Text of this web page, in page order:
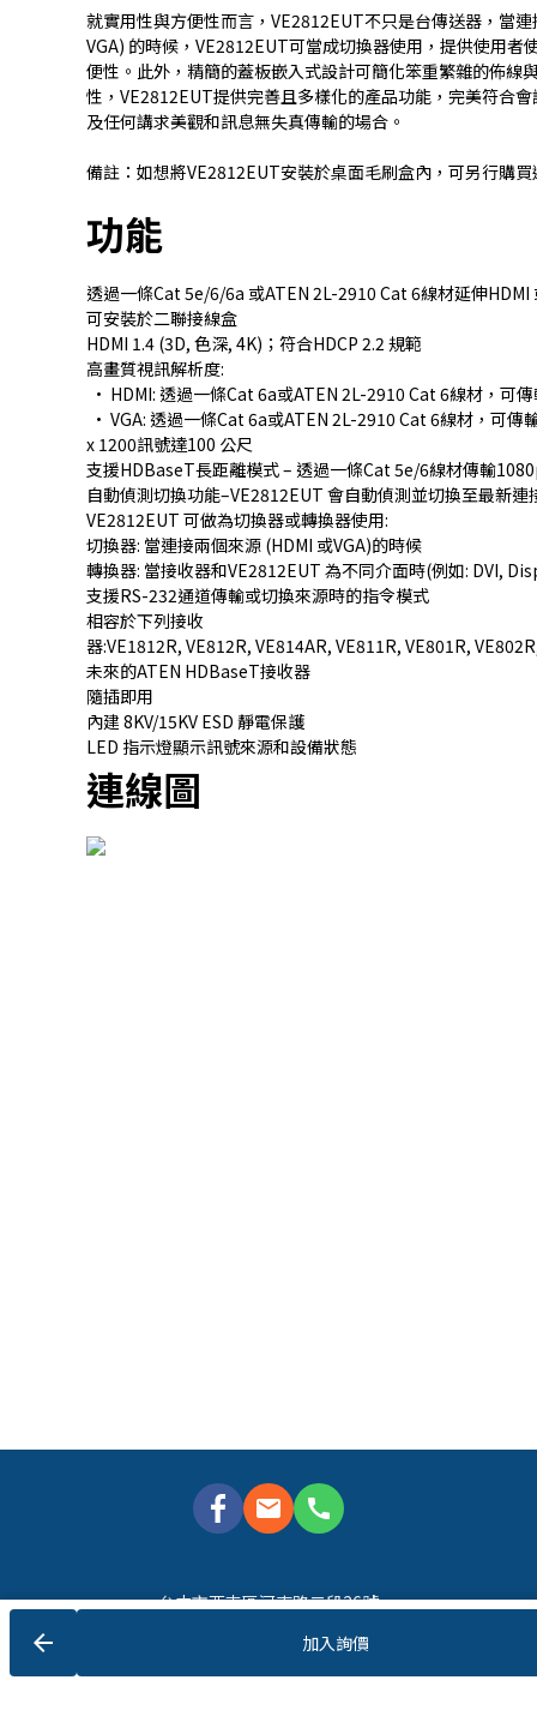
就實用性與方便性而言，VE2812EUT不只是台傳送器，當
VGA) 的時候，VE2812EUT可當成切換器使用，提供使用者
便性。此外，精簡的蓋板嵌入式設計可簡化笨重繁雜的佈線
性，VE2812EUT提供完善且多樣化的產品功能，完美符合
及任何講求美觀和訊息無失真傳輸的場合。
備註：如想將VE2812EUT安裝於桌面毛刷盒內，可另行購
功能
透過一條Cat 5e/6/6a 或ATEN 2L-2910 Cat 6線材延伸HDMI
可安裝於二聯接線盒
HDMI 1.4 (3D, 色深, 4K)；符合HDCP 2.2 規範
高畫質視訊解析度:
• HDMI: 透過一條Cat 6a或ATEN 2L-2910 Cat 6線材，可
• VGA: 透過一條Cat 6a或ATEN 2L-2910 Cat 6線材，可傳
x 1200訊號達100 公尺
支援HDBaseT長距離模式 – 透過一條Cat 5e/6線材傳輸
自動偵測切換功能–VE2812EUT 會自動偵測並切換至最新連
VE2812EUT 可做為切換器或轉換器使用:
切換器: 當連接兩個來源 (HDMI 或VGA)的時候
轉換器: 當接收器和VE2812EUT 為不同介面時(例如: DVI,
支援RS-232通道傳輸或切換來源時的指令模式
相容於下列接收
器:VE1812R, VE812R, VE814AR, VE811R, VE801R, VE802R
未來的ATEN HDBaseT接收器
隨插即用
內建 8KV/15KV ESD 靜電保護
LED 指示燈顯示訊號來源和設備狀態
連線圖
arrow_back 加入詢價
mail call
台中市西屯區河南路二段26號
電話：04-22911984
Email: chenpeic@emotionalav.engineering